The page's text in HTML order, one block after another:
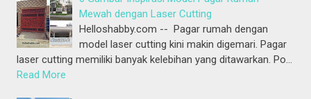
Mewah dengan Laser Cutting
Helloshabby.com -- Pagar rumah dengan
model laser cutting kini makin digemari. Pagar
laser cutting memiliki banyak kelebihan yang ditawarkan. Po…
Read More